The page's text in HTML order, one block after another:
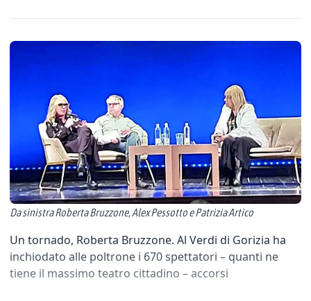
Da sinistra Roberta Bruzzone, Alex Pessotto e Patrizia Artico
Un tornado, Roberta Bruzzone. Al Verdi di Gorizia ha
inchiodato alle poltrone i 670 spettatori – quanti ne
tiene il massimo teatro cittadino – accorsi